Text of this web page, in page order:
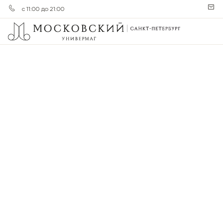
с 11:00 до 21:00